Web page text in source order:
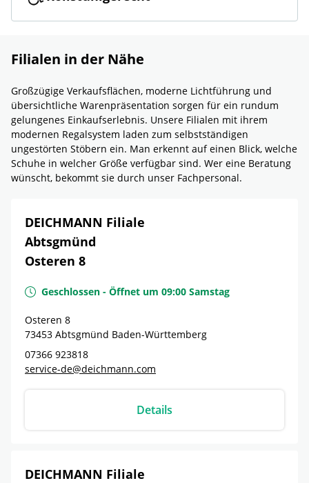
Filialen in der Nähe
Großzügige Verkaufsflächen, moderne Lichtführung und
übersichtliche Warenpräsentation sorgen für ein rundum
gelungenes Einkaufserlebnis. Unsere Filialen mit ihrem
modernen Regalsystem laden zum selbstständigen
ungestörten Stöbern ein. Man erkennt auf einen Blick, welche
Schuhe in welcher Größe verfügbar sind. Wer eine Beratung
wünscht, bekommt sie durch unser Fachpersonal.
DEICHMANN Filiale
Abtsgmünd
Osteren 8
Geschlossen - Öffnet um 09:00 Samstag
Osteren 8
73453 Abtsgmünd Baden-Württemberg
07366 923818
service-de@deichmann.com
Details
DEICHMANN Filiale